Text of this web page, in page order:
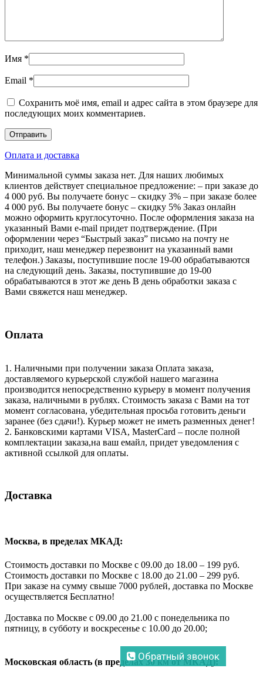
Имя *
Email *
Сохранить моё имя, email и адрес сайта в этом браузере для
последующих моих комментариев.
Оплата и доставка
Минимальной суммы заказа нет. Для наших любимых
клиентов действует специальное предложение: – при заказе до
4 000 руб. Вы получаете бонус – скидку 3% – при заказе более
4 000 руб. Вы получаете бонус – скидку 5% Заказ онлайн
можно оформить круглосуточно. После оформления заказа на
указанный Вами e-mail придет подтверждение. (При
оформлении через “Быстрый заказ” письмо на почту не
приходит, наш менеджер перезвонит на указанный вами
телефон.) Заказы, поступившие после 19-00 обрабатываются
на следующий день. Заказы, поступившие до 19-00
обрабатываются в этот же день В день обработки заказа с
Вами свяжется наш менеджер.
Оплата
1. Наличными при получении заказа Оплата заказа,
доставляемого курьерской службой нашего магазина
производится непосредственно курьеру в момент получения
заказа, наличными в рублях. Стоимость заказа с Вами на тот
момент согласована, убедительная просьба готовить деньги
заранее (без сдачи!). Курьер может не иметь разменных денег!
2. Банковскими картами VISA, MasterCard – после полной
комплектации заказа,на ваш емайл, придет уведомления с
активной ссылкой для оплаты.
Доставка
Москва, в пределах МКАД:
Стоимость доставки по Москве с 09.00 до 18.00 – 199 руб.
Стоимость доставки по Москве с 18.00 до 21.00 – 299 руб.
При заказе на сумму свыше 7000 рублей, доставка по Москве
осуществляется Бесплатно!
Доставка по Москве с 09.00 до 21.00 с понедельника по
пятницу, в субботу и воскресенье с 10.00 до 20.00;
Московская область (в пределах 30 км от МКАД):
Обратный звонок